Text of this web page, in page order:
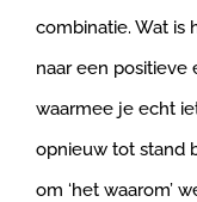
combinatie. Wat is
naar een
waarmee je echt
opnieuw tot stand
om ‘het waarom’